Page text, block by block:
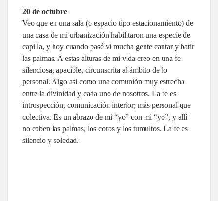
20 de octubre
Veo que en una sala (o espacio tipo estacionamiento) de
una casa de mi urbanización habilitaron una especie de
capilla, y hoy cuando pasé vi mucha gente cantar y batir
las palmas. A estas alturas de mi vida creo en una fe
silenciosa, apacible, circunscrita al ámbito de lo
personal. Algo así como una comunión muy estrecha
entre la divinidad y cada uno de nosotros. La fe es
introspección, comunicación interior; más personal que
colectiva. Es un abrazo de mi “yo” con mi “yo”, y allí
no caben las palmas, los coros y los tumultos. La fe es
silencio y soledad.